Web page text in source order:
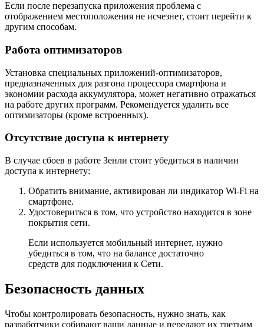
Если после перезапуска приложения проблема с
отображением местоположения не исчезнет, стоит перейти к
другим способам.
Работа оптимизаторов
Установка специальных приложений-оптимизаторов,
предназначенных для разгона процессора смартфона и
экономии расхода аккумулятора, может негативно отражаться
на работе других программ. Рекомендуется удалить все
оптимизаторы (кроме встроенных).
Отсутствие доступа к интернету
В случае сбоев в работе Зенли стоит убедиться в наличии
доступа к интернету:
Обратить внимание, активирован ли индикатор Wi-Fi на
смартфоне.
Удостовериться в том, что устройство находится в зоне
покрытия сети.
Если используется мобильный интернет, нужно
убедиться в том, что на балансе достаточно
средств для подключения к Сети.
Безопасность данных
Чтобы контролировать безопасность, нужно знать, как
разработчики собирают ваши данные и передают их третьим